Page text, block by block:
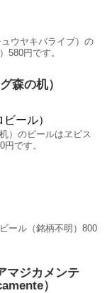
ウヤキバライブ）の
580円です。
森の机）
ール）
）のビールはヱビス
です。
ール（銘柄不明）800
マジカメンテ
）